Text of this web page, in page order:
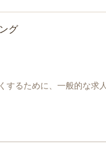
グ
るために、一般的な求